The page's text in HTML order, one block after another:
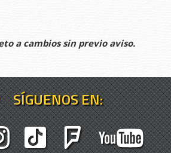
a cambios sin previo aviso.
SÍGUENOS EN: